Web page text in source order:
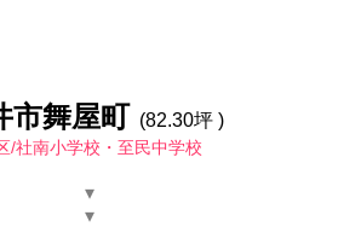
市舞屋町 (82.30坪 )
/社南小学校・至民中学校
▾
▾